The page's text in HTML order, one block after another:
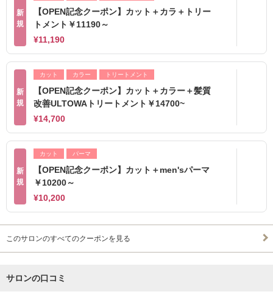
新
規
【OPEN記念クーポン】カット＋カラ＋トリー
トメント￥11190～
¥11,190
新
規
カット カラー トリートメント
【OPEN記念クーポン】カット＋カラー＋髪質
改善ULTOWAトリートメント￥14700~
¥14,700
新
規
カット パーマ
【OPEN記念クーポン】カット＋men'sパーマ
￥10200～
¥10,200
このサロンのすべてのクーポンを見る
サロンの口コミ